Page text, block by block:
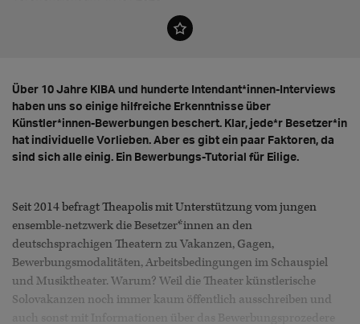
Über 10 Jahre KIBA und hunderte Intendant*innen-Interviews
haben uns so einige hilfreiche Erkenntnisse über
Künstler*innen-Bewerbungen beschert. Klar, jede*r Besetzer*in
hat individuelle Vorlieben. Aber es gibt ein paar Faktoren, da
sind sich alle einig. Ein Bewerbungs-Tutorial für Eilige.
Seit 2014 befragt Theapolis mit Unterstützung vom jungen
ensemble-netzwerk die Besetzer*innen an den
deutschsprachigen Theatern zu Vakanzen, Gagen,
Bewerbungsmodalitäten, Arbeitsbedingungen im Schauspiel
und Musiktheater. Warum? Weil die Theater künstlerische
Solovakanzen noch immer kaum öffentlich ausschreiben und